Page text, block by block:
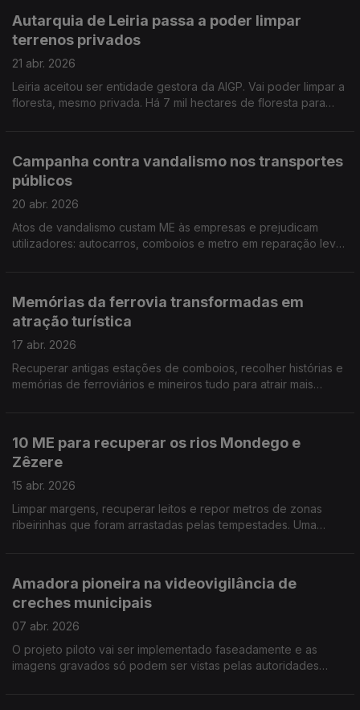
Autarquia de Leiria passa a poder limpar
terrenos privados
21 abr. 2026
Leiria aceitou ser entidade gestora da AIGP. Vai poder limpar a
floresta, mesmo privada. Há 7 mil hectares de floresta para
Campanha contra vandalismo nos transportes
públicos
20 abr. 2026
Atos de vandalismo custam ME às empresas e prejudicam
utilizadores: autocarros, comboios e metro em reparação leva
Memórias da ferrovia transformadas em
atração turística
17 abr. 2026
Recuperar antigas estações de comboios, recolher histórias e
memórias de ferroviários e mineiros tudo para atrair mais
10 ME para recuperar os rios Mondego e
Zêzere
15 abr. 2026
Limpar margens, recuperar leitos e repor metros de zonas
ribeirinhas que foram arrastadas pelas tempestades. Uma
Amadora pioneira na videovigilância de
creches municipais
07 abr. 2026
O projeto piloto vai ser implementado faseadamente e as
imagens gravados só podem ser vistas pelas autoridades